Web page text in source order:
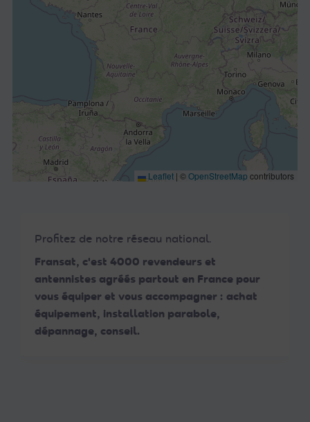
Profitez de notre réseau national.
Fransat, c'est 4000 revendeurs et
antennistes agréés partout en France pour
vous équiper et vous accompagner : achat
équipement, installation parabole,
dépannage, conseil.
Leaflet | ©OpenStreetMap contributors